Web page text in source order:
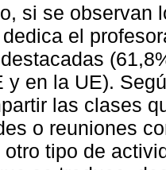
si se observan
el
y en la UE).
las clases
o reuniones
tipo de